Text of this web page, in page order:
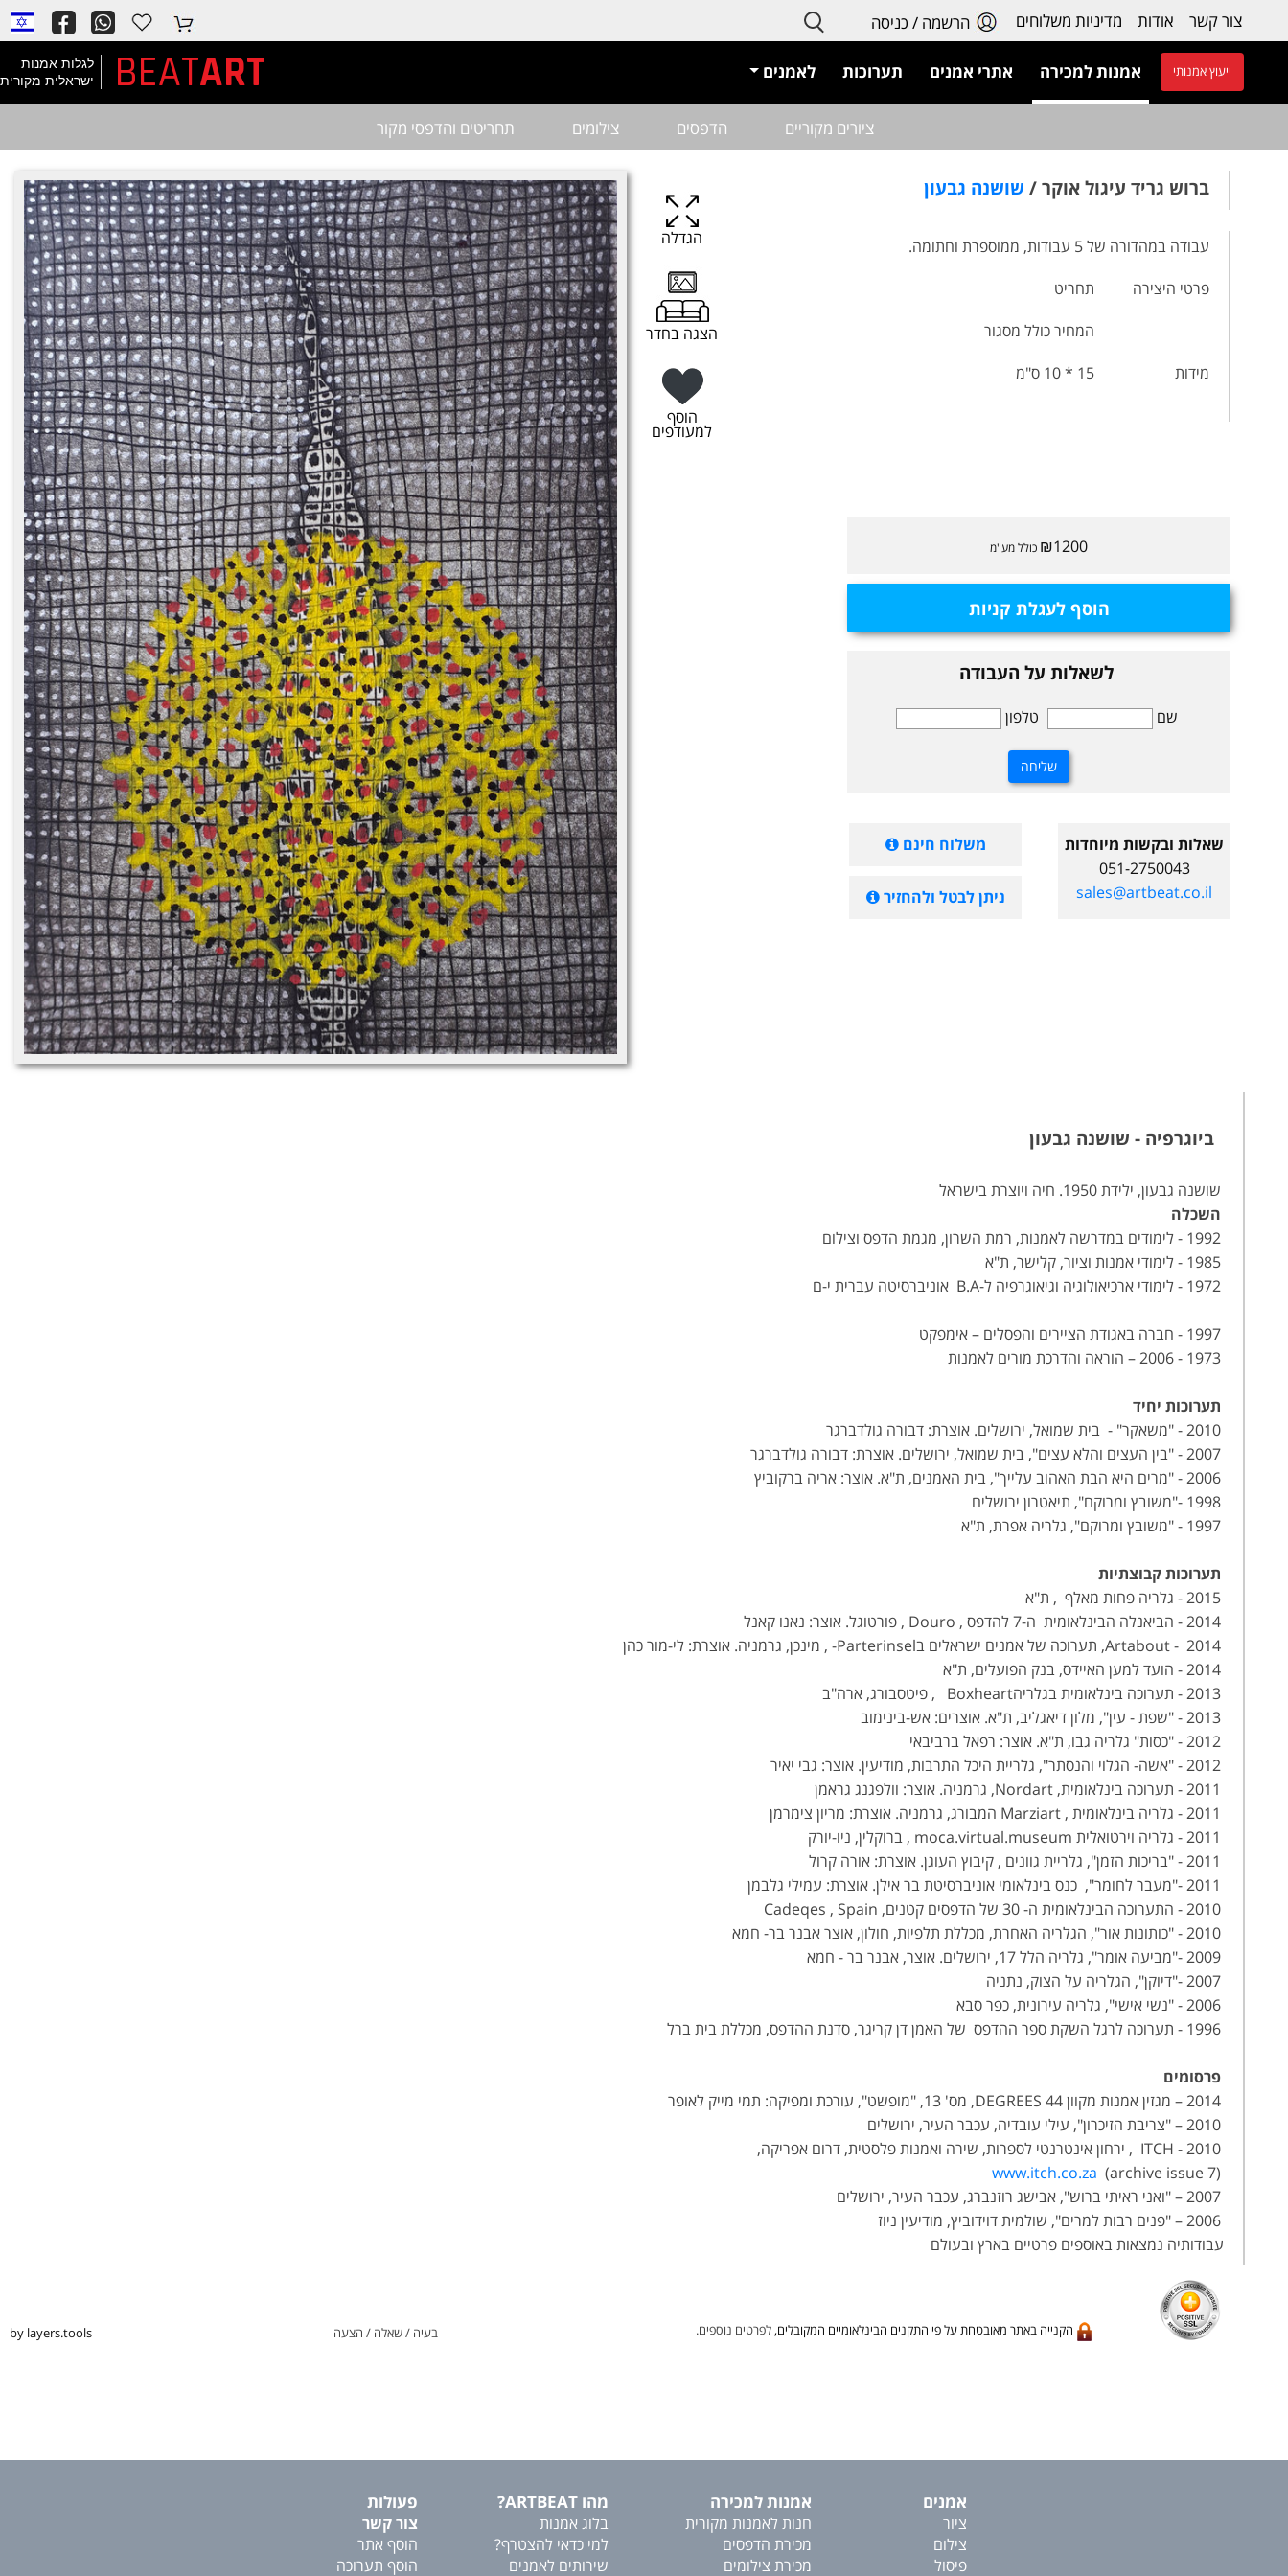
צור קשר אודות מדיניות משלוחים הרשמה / כניסה
לגלות אמנות
ישראלית מקורית
ART
BEAT ייעוץ אמנותי אמנות למכירה אתרי אמנים תערוכות לאמנים
ציורים מקוריים הדפסים צילומים תחריטים והדפסי מקור
הגדלה
הצגה בחדר
הוסף
למעודפים
ברוש גריד עיגול אוקר / שושנה גבעון
עבודה במהדורה של 5 עבודות, ממוספרת וחתומה.
פרטי היצירה
תחריט
המחיר כולל מסגור
מידות
15 * 10 ס"מ
₪1200 כולל מע"מ
הוסף לעגלת קניות
לשאלות על העבודה
שם טלפון
שאלות ובקשות מיוחדות
051-2750043
sales@artbeat.co.il
משלוח חינם
ניתן לבטל ולהחזיר
ביוגרפיה - שושנה גבעון
שושנה גבעון, ילידת 1950. חיה ויוצרת בישראל
השכלה
1992 - לימודים במדרשה לאמנות, רמת השרון, מגמת הדפס וצילום
1985 - לימודי אמנות וציור, קלישר, ת"א
1972 - לימודי ארכיאולוגיה וגיאוגרפיה ל-B.A אוניברסיטה עברית י-ם
1997 - חברה באגודת הציירים והפסלים – אימפקט
1973 - 2006 – הוראה והדרכת מורים לאמנות
תערוכות יחיד
2010 - "משאקר" - בית שמואל, ירושלים. אוצרת: דבורה גולדברגר
2007 - "בין העצים והלא עצים", בית שמואל, ירושלים. אוצרת: דבורה גולדברגר
2006 - "מרים היא הבת האהוב עלייך", בית האמנים, ת"א. אוצר: אריה ברקוביץ
1998 -"משובץ ומרוקם", תיאטרון ירושלים
1997 - "משובץ ומרוקם", גלריה אפרת, ת"א
תערוכות קבוצתיות
2015 - גלריה פחות מאלף , ת"א
2014 - הביאנלה הבינלאומית ה-7 להדפס , Douro , פורטוגל. אוצר: נאנו קאנל
2014 - Artabout, תערוכה של אמנים ישראלים בParterinsel- , מינכן, גרמניה. אוצרת: לי-מור כהן
2014 - הועד למען האיידס, בנק הפועלים, ת"א
2013 - תערוכה בינלאומית בגלריהBoxheart , פיטסבורג, ארה"ב
2013 - "שפת - עין", מלון דיאגליב, ת"א. אוצרים: אש-בינימוב
2012 - "כסות" גלריה גבו, ת"א. אוצר: רפאל ברביבאי
2012 - "אשה- הגלוי והנסתר", גלריית היכל התרבות, מודיעין. אוצר: גבי יאיר
2011 - תערוכה בינלאומית, Nordart, גרמניה. אוצר: וולפגנג גראמן
2011 - גלריה בינלאומית , Marziart המבורג, גרמניה. אוצרת: מריון צימרמן
2011 - גלריה וירטואלית moca.virtual.museum , ברוקלין, ניו-יורק
2011 - "בריכות הזמן", גלריית גוונים , קיבוץ העוגן. אוצרת: אורה קרול
2011 -"מעבר לחומר", כנס בינלאומי אוניברסיטת בר אילן. אוצרת: עמילי גלבמן
2010 - התערוכה הבינלאומית ה- 30 של הדפסים קטנים, Cadeqes , Spain
2010 - "כותונות אור", הגלריה האחרת, מכללת תלפיות, חולון, אוצר אבנר בר- חמא
2009 -"מביעה אומר", גלריה הלל 17, ירושלים. אוצר, אבנר בר - חמא
2007 -"דיוקן", הגלריה על הצוק, נתניה
2006 - "נשי אישי", גלריה עירונית, כפר סבא
1996 - תערוכה לרגל השקת ספר ההדפס של האמן דן קריגר, סדנת ההדפס, מכללת בית ברל
פרסומים
2014 – מגזין אמנות מקוון 44 DEGREES, מס' 13, "מופשט", עורכת ומפיקה: תמי מייק לאופר
2010 – "צריבת הזיכרון", עילי עובדיה, עכבר העיר, ירושלים
2010 - ITCH , ירחון אינטרנטי לספרות, שירה ואמנות פלסטית, דרום אפריקה,
www.itch.co.za (archive issue 7)
2007 – "ואני ראיתי ברוש", אבישג רוזנברג, עכבר העיר, ירושלים
2006 – "פנים רבות למרים", שולמית דוידוביץ, מודיעין ניוז
עבודותיה נמצאות באוספים פרטיים בארץ ובעולם
הקנייה באתר מאובטחת על פי התקנים הבינלאומיים המקובלים,לפרטים נוספים. בעיה / שאלה / הצעה by layers.tools
אמנים
ציור
צילום
פיסול
אמנות למכירה
חנות לאמנות מקורית
מכירת הדפסים
מכירת צילומים
מהו ARTBEAT?
בלוג אמנות
למי כדאי להצטרף?
שירותים לאמנים
פעולות
צור קשר
הוסף אתר
הוסף תערוכה